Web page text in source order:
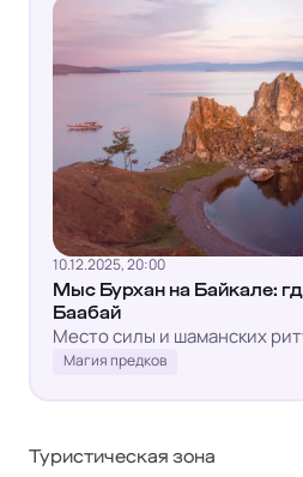
10.12.2025, 20:00
Мыс Бурхан на Байкале:
Баабай
Место силы и шаманских
Магия предков
Туристическая зона